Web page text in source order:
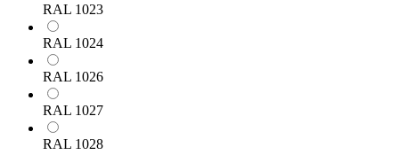
RAL 1023
RAL 1024
RAL 1026
RAL 1027
RAL 1028